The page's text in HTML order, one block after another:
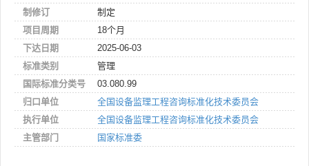
制修订
制定
项目周期
18个月
下达日期
2025-06-03
标准类别
管理
国际标准分类号
03.080.99
归口单位
全国设备监理工程咨询标准化技术委员会
执行单位
全国设备监理工程咨询标准化技术委员会
主管部门
国家标准委